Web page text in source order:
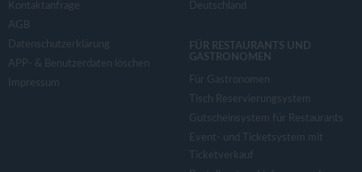
Kontaktanfrage
AGB
Datenschutzerklärung
APP- & Benutzerdaten löschen
Impressum
Deutschland
FÜR RESTAURANTS UND
GASTRONOMEN
Für Gastronomen
Tisch Reservierungsystem
Gutscheinsystem für Restaurants
Event- und Ticketsystem mit
Ticketverkauf